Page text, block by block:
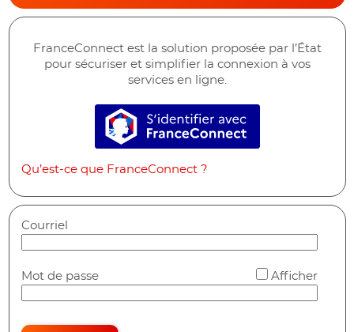
FranceConnect est la solution proposée par l’État
pour sécuriser et simplifier la connexion à vos
services en ligne.
S’identifier avec
Qu’est-ce que FranceConnect ?
Courriel
Mot de passe Afficher